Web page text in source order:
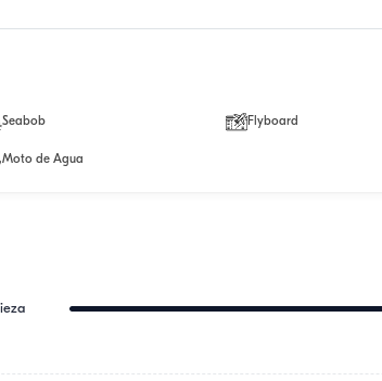
Seabob Flyboard
Moto de Agua